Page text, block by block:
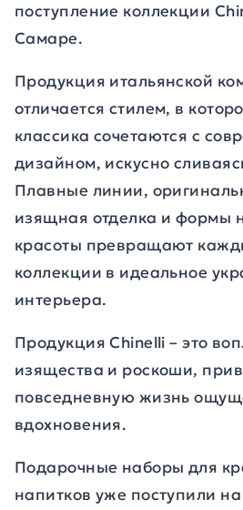
поступление коллекции
Самаре.
Продукция итальянской
отличается стилем, в
классика сочетаются с
дизайном, искусно
Плавные линии,
изящная отделка и формы
красоты превращают
коллекции в идеальное
интерьера.
Продукция Chinelli – это
изящества и роскоши,
повседневную жизнь
вдохновения.
Подарочные наборы для
напитков уже поступили